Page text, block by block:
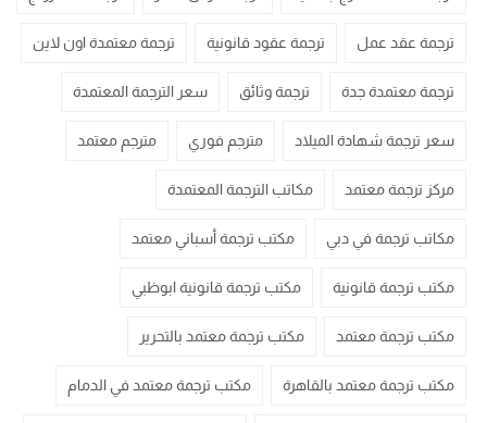
ترجمة عقد عمل ترجمة عقود قانونية ترجمة معتمدة اون لاين
ترجمة معتمدة جدة ترجمة وثائق سعر الترجمة المعتمدة
سعر ترجمة شهادة الميلاد مترجم فوري مترجم معتمد
مركز ترجمة معتمد مكاتب الترجمة المعتمدة
مكاتب ترجمة في دبي مكتب ترجمة أسباني معتمد
مكتب ترجمة قانونية مكتب ترجمة قانونية ابوظبي
مكتب ترجمة معتمد مكتب ترجمة معتمد بالتحرير
مكتب ترجمة معتمد بالقاهرة مكتب ترجمة معتمد في الدمام